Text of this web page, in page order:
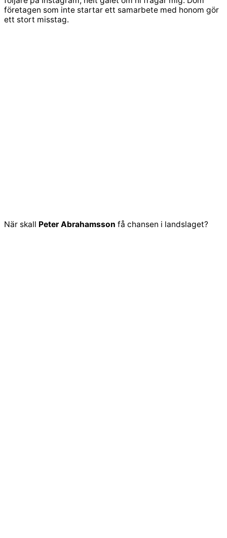
företagen som inte startar ett samarbete med honom gör
ett stort misstag.
När skall Peter Abrahamsson få chansen i landslaget?